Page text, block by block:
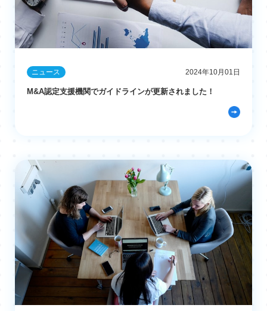
ニュース 2024年10月01日
M&A認定支援機関でガイドラインが更新されました！